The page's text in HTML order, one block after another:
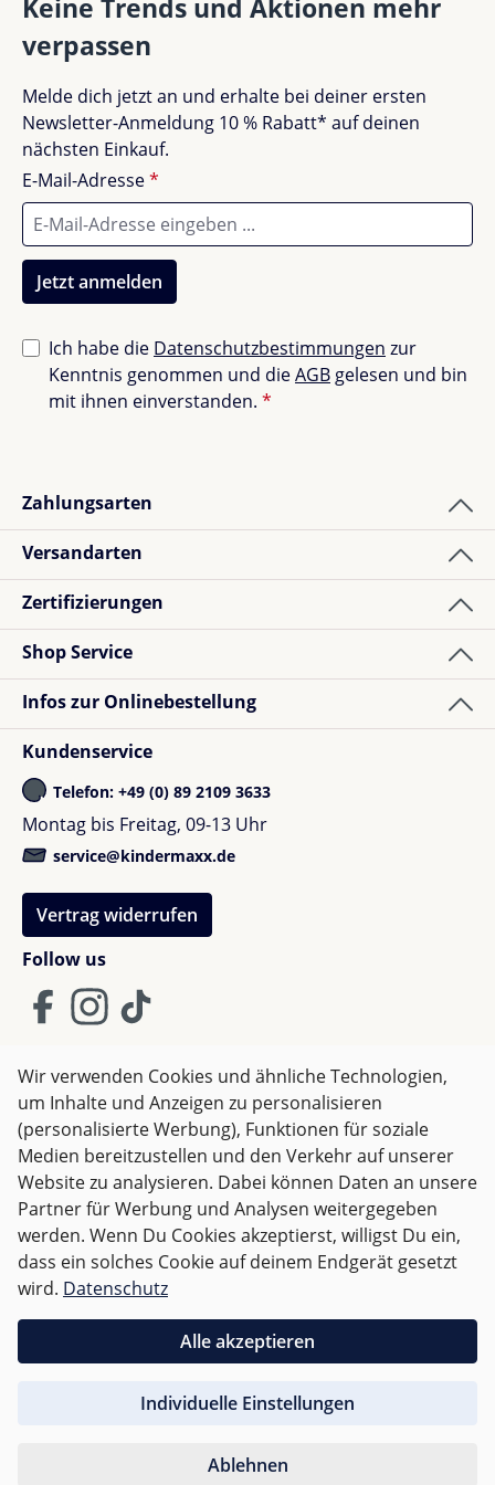
Keine Bewertungen gefunden. Teile deine
Erfahrungen mit anderen.
Keine Trends und Aktionen mehr
verpassen
Melde dich jetzt an und erhalte bei deiner ersten
Newsletter-Anmeldung 10 % Rabatt* auf deinen
nächsten Einkauf.
E-Mail-Adresse*
Jetzt anmelden
Ich habe die Datenschutzbestimmungen zur
Kenntnis genommen und dieAGB gelesen und bin
mit ihnen einverstanden. *
Zahlungsarten
Versandarten
Zertifizierungen
Follow us
Shop Service
Infos zur Onlinebestellung
Kundenservice
Telefon: +49 (0) 89 2109 3633
Montag bis Freitag, 09-13 Uhr
service@kindermaxx.de
Vertrag widerrufen
AGB Impressum
Datenschutz
Widerrufsrecht
Alle Preise inkl. gesetzl. Mehrwertsteuer zzgl.Versandkosten
und ggf. Nachnahmegebühren, wenn nicht anders
angegeben.
Für Deutschland sind Bestellungen ab 50,- EUR
versandkostenfrei.
Für andere Länder wird nachGewicht abgerechnet
Wir verwenden Cookies und ähnliche Technologien,
um Inhalte und Anzeigen zu personalisieren
(personalisierte Werbung), Funktionen für soziale
Medien bereitzustellen und den Verkehr auf unserer
Website zu analysieren. Dabei können Daten an unsere
Partner für Werbung und Analysen weitergegeben
werden. Wenn Du Cookies akzeptierst, willigst Du ein,
dass ein solches Cookie auf deinem Endgerät gesetzt
wird. Datenschutz
Ablehnen
Individuelle Einstellungen
Alle akzeptieren